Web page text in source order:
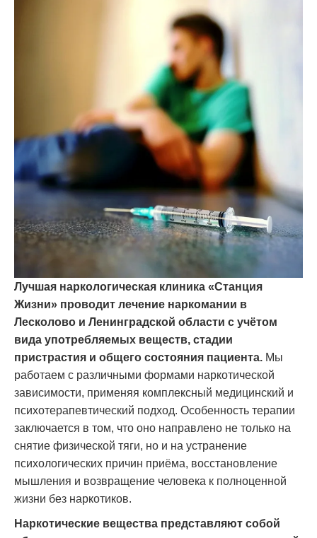
Лучшая наркологическая клиника «Станция
Жизни» проводит лечение наркомании в
Лесколово и Ленинградской области с учётом
вида употребляемых веществ, стадии
пристрастия и общего состояния пациента. Мы
работаем с различными формами наркотической
зависимости, применяя комплексный медицинский и
психотерапевтический подход. Особенность терапии
заключается в том, что оно направлено не только на
снятие физической тяги, но и на устранение
психологических причин приёма, восстановление
мышления и возвращение человека к полноценной
жизни без наркотиков.
Наркотические вещества представляют собой